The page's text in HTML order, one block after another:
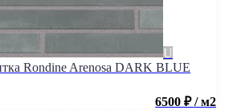
Rondine Arenosa DARK BLUE
6500 ₽ / м2